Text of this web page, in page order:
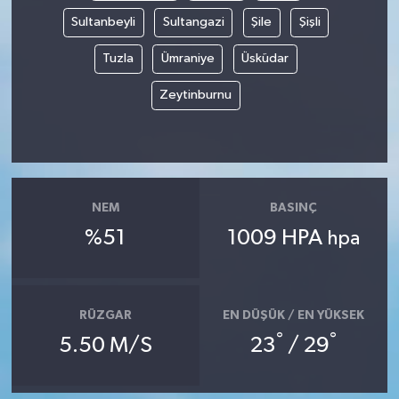
Sultanbeyli Sultangazi Şile Şişli
Tuzla Ümraniye Üsküdar
Zeytinburnu
NEM
%51
BASINÇ
1009 HPA hpa
RÜZGAR
5.50 M/S
EN DÜŞÜK / EN YÜKSEK
23° / 29°